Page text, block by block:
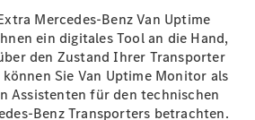
Mercedes-Benz Van Uptime
ein digitales Tool an die Hand,
den Zustand Ihrer Transporter
Sie Van Uptime Monitor als
Assistenten für den technischen
Benz Transporters betrachten.